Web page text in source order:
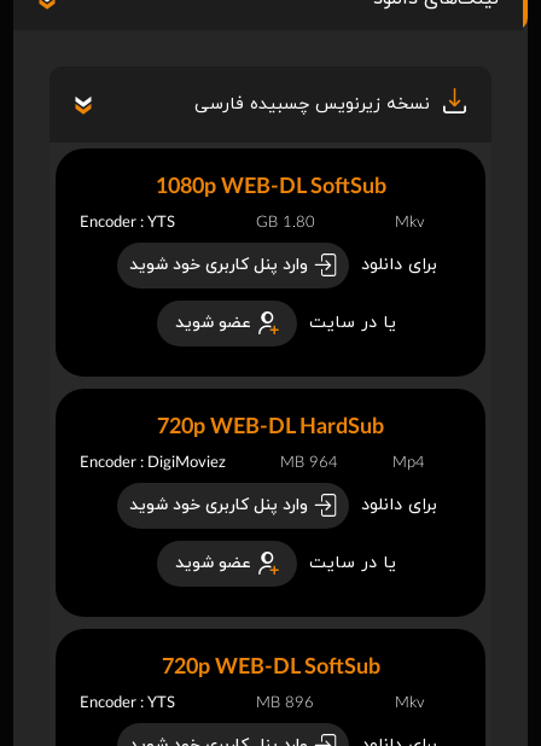
نسخه زیرنویس چسبیده فارسی
برای دانلود وارد پنل کاربری خود شوید
یا در سایت عضو شوید
1080p WEB-DL SoftSub
Encoder : YTS 1.80 GB Mkv
برای دانلود وارد پنل کاربری خود شوید
یا در سایت عضو شوید
720p WEB-DL HardSub
Encoder : DigiMoviez 964 MB Mp4
720p WEB-DL SoftSub
Encoder : YTS 896 MB Mkv